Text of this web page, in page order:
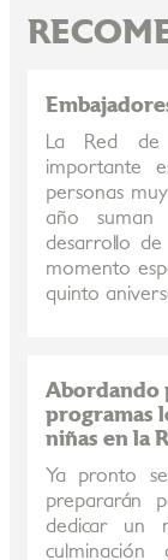
La Red
importante
personas
año suman
desarrollo
momento
quinto
Abordando
programas
niñas en la
Ya pronto
prepararán
dedicar un